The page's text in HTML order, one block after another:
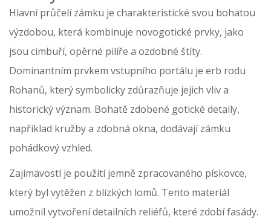
Hlavní průčelí zámku je charakteristické svou bohatou
výzdobou, která kombinuje novogotické prvky, jako
jsou cimbuří, opěrné pilíře a ozdobné štíty.
Dominantním prvkem vstupního portálu je erb rodu
Rohanů, který symbolicky zdůrazňuje jejich vliv a
historický význam. Bohatě zdobené gotické detaily,
například kružby a zdobná okna, dodávají zámku
pohádkový vzhled.
Zajímavostí je použití jemně zpracovaného pískovce,
který byl vytěžen z blízkých lomů. Tento materiál
umožnil vytvoření detailních reliéfů, které zdobí fasády.